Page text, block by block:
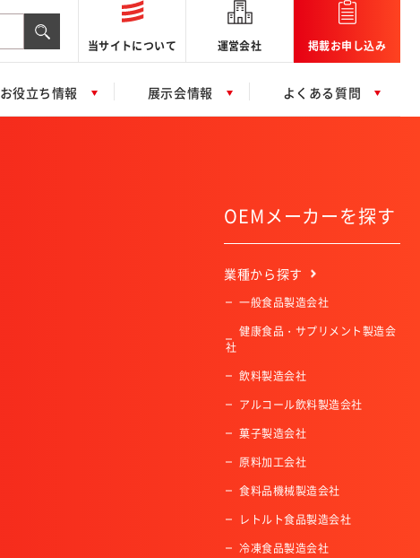
当サイトについて 運営会社 掲載お申し込み
お役立ち情報 展示会情報 よくある質問
OEMメーカーを探す
業種から探す
一般食品製造会社
健康食品・サプリメント製造会
社
飲料製造会社
アルコール飲料製造会社
菓子製造会社
原料加工会社
食料品機械製造会社
レトルト食品製造会社
冷凍食品製造会社